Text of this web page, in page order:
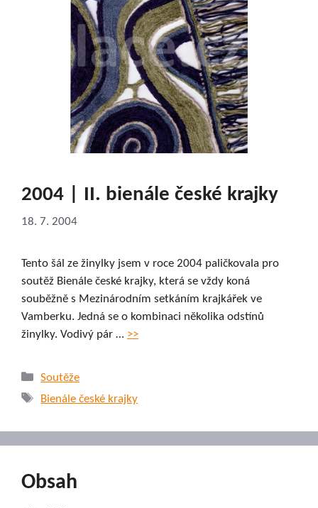
2004 | II. bienále české krajky
18. 7. 2004
Tento šál ze žinylky jsem v roce 2004 paličkovala pro
soutěž Bienále české krajky, která se vždy koná
souběžně s Mezinárodním setkáním krajkářek ve
Vamberku. Jedná se o kombinaci několika odstínů
žinylky. Vodivý pár … >>
Rubriky
Soutěže
Štítky
Bienále české krajky
Obsah